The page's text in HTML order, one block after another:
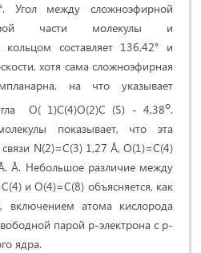
Угол между сложноэфирной
части молекулы и
кольцом составляет 136,42° и
хотя сама сложноэфирная
на что указывает
угла О( 1)С(4)О(2)С (5) - 4,38о.
показывает, что эта
N(2)=C(3) 1,27 Å, O(1)=C(4)
Å. Небольшое различие между
и О(4)=С(8) объясняется, как
атома кислорода
парой p-электрона с p-
ядра.